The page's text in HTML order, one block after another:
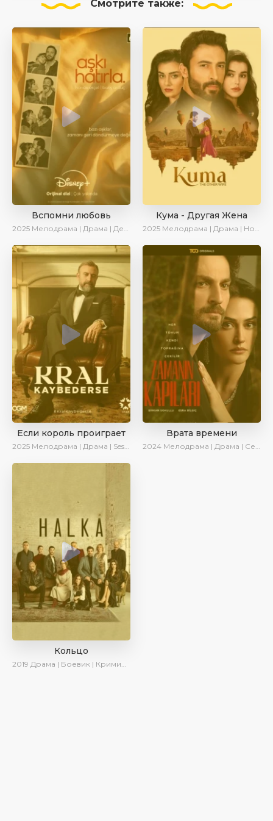
Смотрите также:
Вспомни любовь
2025 Мелодрама | Драма | Детектив | Комедия | Новинки | Сериалы 2025
Кума - Другая Жена
2025 Мелодрама | Драма | Новинки | Сериалы 2025
Если король проиграет
2025 Мелодрама | Драма | SesDizi | Ирина Котова | AlisaDirilis | Turok1990 | Новинки | Сериалы 2025
Врата времени
2024 Мелодрама | Драма | Сериалы 2024
Кольцо
2019 Драма | Боевик | Криминал